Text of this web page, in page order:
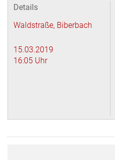
Details
Waldstraße, Biberbach
15.03.2019
16:05 Uhr